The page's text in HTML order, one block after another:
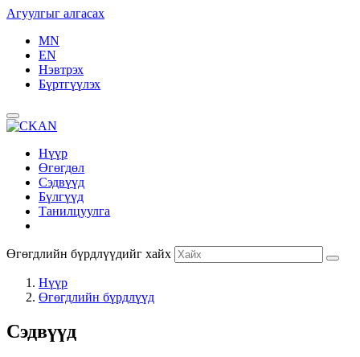
Агуулгыг алгасах
MN
EN
Нэвтрэх
Бүртгүүлэх
Нүүр
Өгөгдөл
Сэдвүүд
Бүлгүүд
Танилцуулга
Өгөгдлийн бүрдлүүдийг хайх
Нүүр
Өгөгдлийн бүрдлүүд
Сэдвүүд